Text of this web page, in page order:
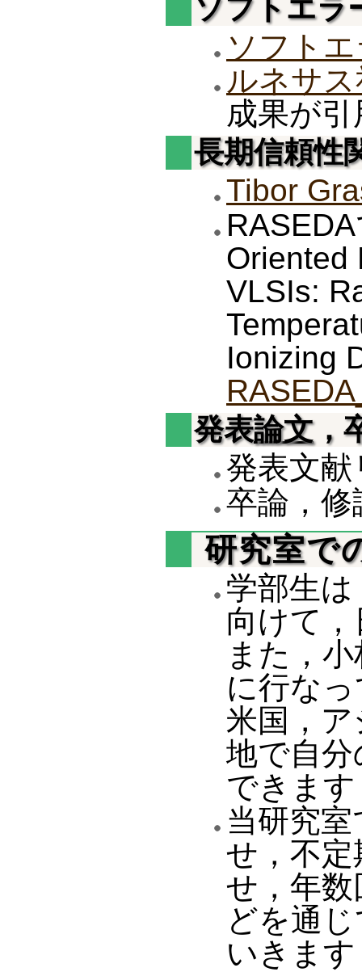
ソフトエラ
ソフト
ルネサ
成果が
長期信頼性
Tibor
Oriented
VLSIs:
Ionizing
発表論文，
発表文
卒論，
研究室で
学部生
向けて
また，
に行な
米国，
地で自
できま
当研究
せ，不
せ，年
どを通
いきま